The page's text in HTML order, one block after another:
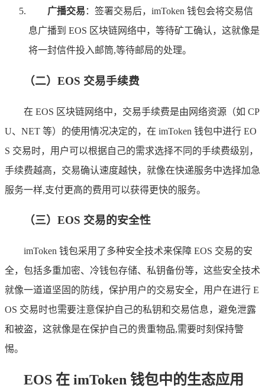
广播交易 ：签署交易后，imToken 钱包会将交易信
息广播到 EOS 区块链网络中，等待矿工确认，这就像是
将一封信件投入邮筒,等待邮局的处理。
（二）EOS 交易手续费
在 EOS 区块链网络中，交易手续费是由网络资源（如 CP
U、NET 等）的使用情况决定的，在 imToken 钱包中进行 EO
S 交易时，用户可以根据自己的需求选择不同的手续费级别，
手续费越高，交易确认速度越快，就像在快递服务中选择加急
服务一样,支付更高的费用可以获得更快的服务。
（三）EOS 交易的安全性
imToken 钱包采用了多种安全技术来保障 EOS 交易的安
全，包括多重加密、冷钱包存储、私钥备份等，这些安全技术
就像一道道坚固的防线，保护用户的交易安全，用户在进行 E
OS 交易时也需要注意保护自己的私钥和交易信息，避免泄露
和被盗，这就像是在保护自己的贵重物品,需要时刻保持警
惕。
EOS 在 imToken 钱包中的生态应用